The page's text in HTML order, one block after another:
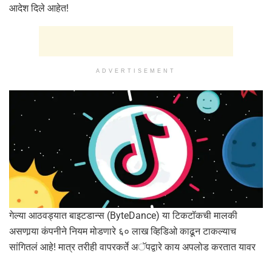
आदेश दिले आहेत!
ADVERTISEMENT
गेल्या आठवड्यात बाइटडान्स (ByteDance) या टिकटॉकची मालकी
असणार्‍या कंपनीने नियम मोडणारे ६० लाख व्हिडिओ काढून टाकल्याच
सांगितलं आहे! मात्र तरीही वापरकर्ते अॅपद्वारे काय अपलोड करतात यावर